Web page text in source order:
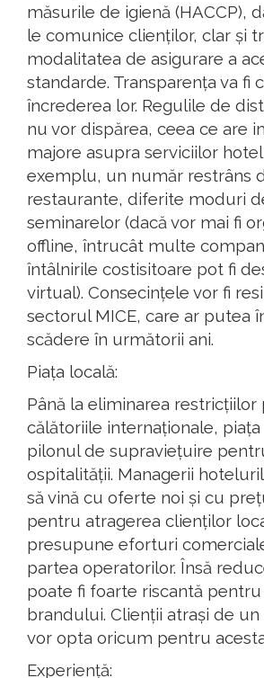
măsurile de igienă (HACCP),
le comunice clienților, clar și
modalitatea de asigurare a
standarde. Transparența va fi
încrederea lor. Regulile de
nu vor dispărea, ceea ce are
majore asupra serviciilor
exemplu, un număr restrâns
restaurante, diferite moduri
seminarelor (dacă vor mai fi
offline, întrucât multe
întâlnirile costisitoare pot fi
virtual). Consecințele vor fi
sectorul MICE, care ar putea
scădere în următorii ani.
Piața locală:
Până la eliminarea restricțiilor
călătoriile internaționale, piața
pilonul de supraviețuire
ospitalității. Managerii
să vină cu oferte noi și cu
pentru atragerea clienților
presupune eforturi
partea operatorilor. Însă
poate fi foarte riscantă pentru
brandului. Clienții atrași de
vor opta oricum pentru
Experiență: